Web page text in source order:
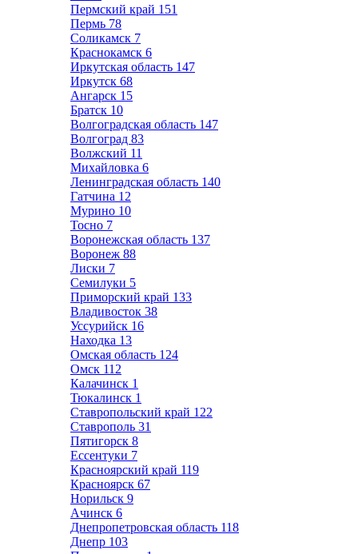
Пермский край 151
Пермь 78
Соликамск 7
Краснокамск 6
Иркутская область 147
Иркутск 68
Ангарск 15
Братск 10
Волгоградская область 147
Волгоград 83
Волжский 11
Михайловка 6
Ленинградская область 140
Гатчина 12
Мурино 10
Тосно 7
Воронежская область 137
Воронеж 88
Лиски 7
Семилуки 5
Приморский край 133
Владивосток 38
Уссурийск 16
Находка 13
Омская область 124
Омск 112
Калачинск 1
Тюкалинск 1
Ставропольский край 122
Ставрополь 31
Пятигорск 8
Ессентуки 7
Красноярский край 119
Красноярск 67
Норильск 9
Ачинск 6
Днепропетровская область 118
Днепр 103